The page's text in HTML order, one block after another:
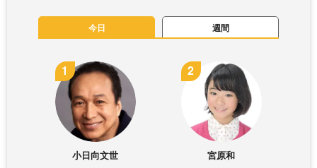
今日 週間
小日向文世 宮原和